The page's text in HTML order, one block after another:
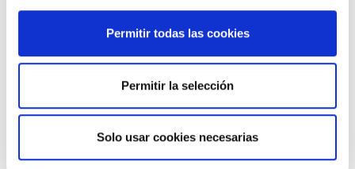
Permitir todas las cookies
Permitir la selección
Solo usar cookies necesarias
DEL CASCO Y DEL CINTURÓN DE SEGURIDAD
CONDICIONES DE LOS MÉDICOS QUE ATIENDEN A
09/07/2026